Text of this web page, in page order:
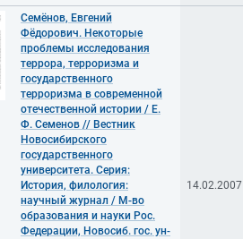
Семёнов, Евгений
Фёдорович. Некоторые
проблемы исследования
террора, терроризма и
государственного
терроризма в современной
отечественной истории / Е.
Ф. Семенов // Вестник
Новосибирского
государственного
университета. Серия:
История, филология:
научный журнал / М-во
образования и науки Рос.
Федерации, Новосиб. гос. ун-
14.02.2007